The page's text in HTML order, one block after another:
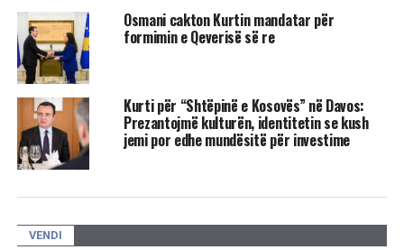
te kjo shtëpi na mbajnë fort në rrugë të drejtë dhe përplot
Osmani cakton Kurtin mandatar për
formimin e Qeverisë së re
Kurti për “Shtëpinë e Kosovës” në Davos:
Prezantojmë kulturën, identitetin se kush
jemi por edhe mundësitë për investime
VENDI